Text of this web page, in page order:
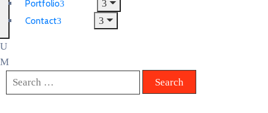
Portfolio
Contact